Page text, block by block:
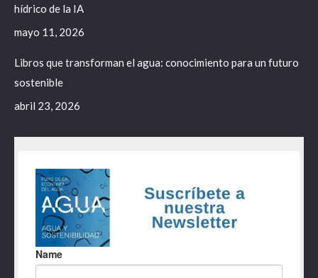
hídrico de la IA
mayo 11, 2026
Libros que transforman el agua: conocimiento para un futuro
sostenible
abril 23, 2026